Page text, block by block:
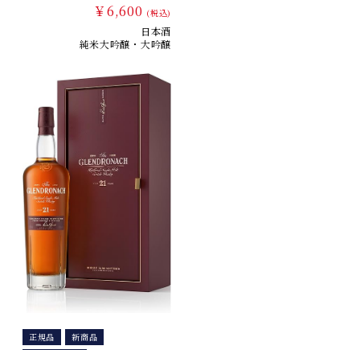
￥6,600 (税込)
日本酒
純米大吟醸・大吟醸
正規品
新商品